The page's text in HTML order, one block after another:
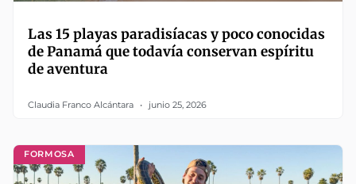
Las 15 playas paradisíacas y poco conocidas
de Panamá que todavía conservan espíritu
de aventura
Claudia Franco Alcántara junio 25, 2026
FORMOSA